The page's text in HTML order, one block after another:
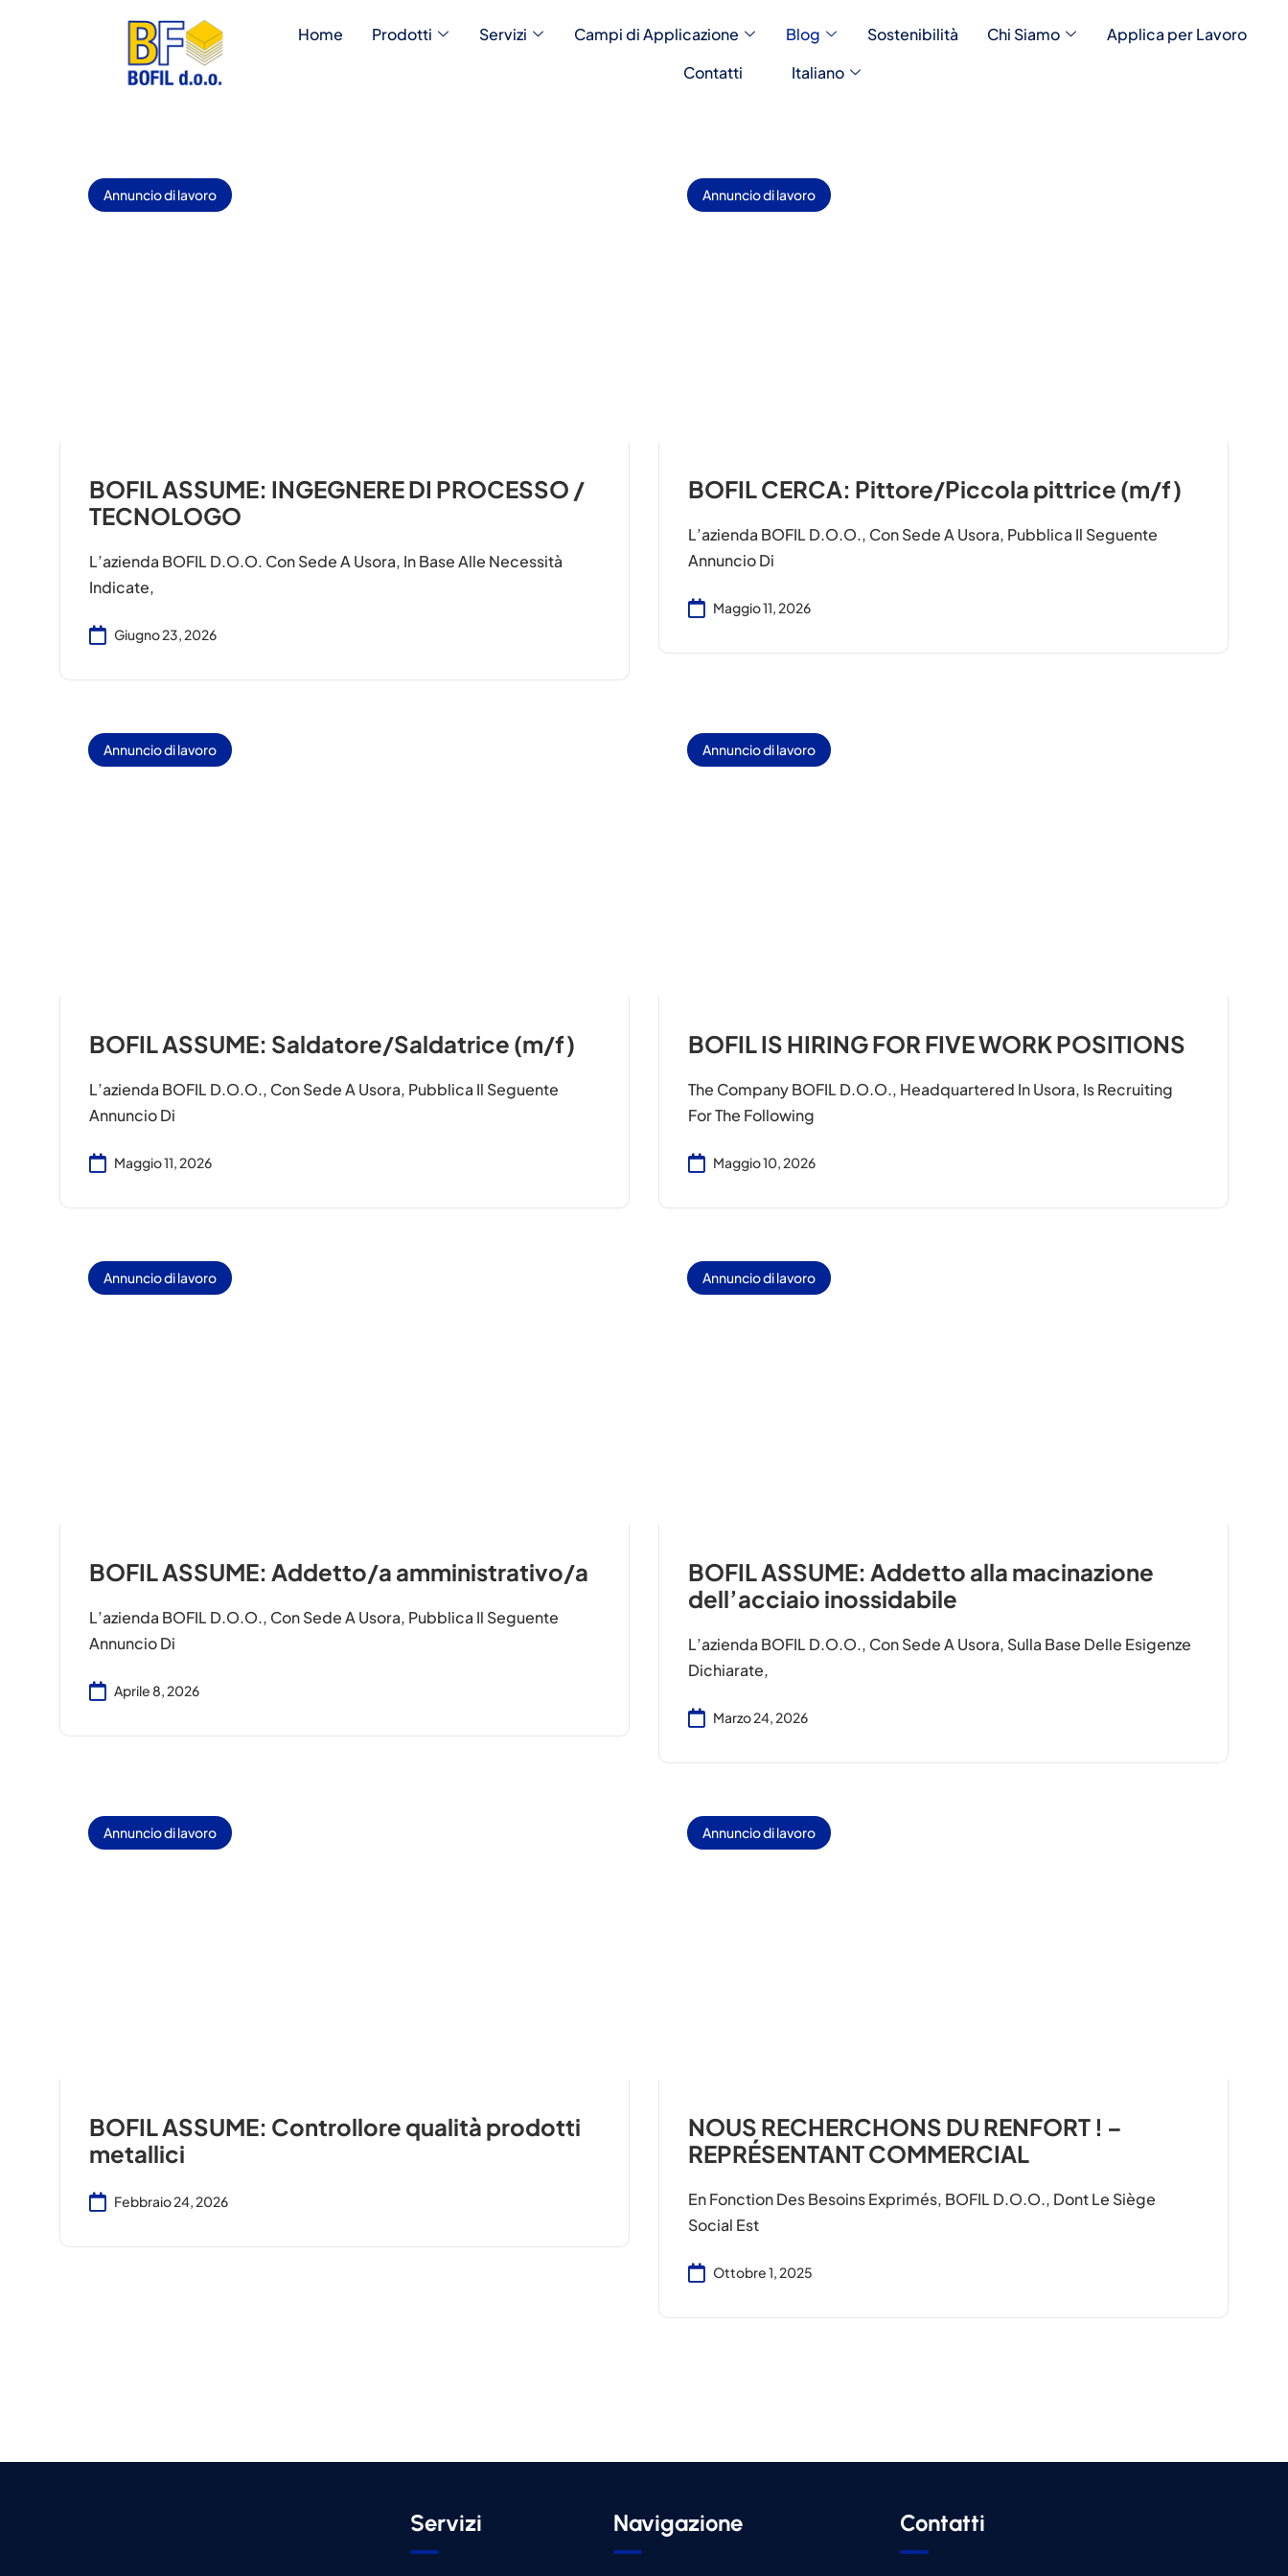
Home Prodotti Servizi Campi di Applicazione Blog Sostenibilità Chi Siamo
Applica per Lavoro
Contatti
Italiano
Annuncio di lavoro
BOFIL ASSUME: INGEGNERE DI PROCESSO /
TECNOLOGO
L’azienda BOFIL D.o.o. Con Sede A Usora, In Base Alle Necessità
Indicate,
Giugno 23, 2026
Annuncio di lavoro
BOFIL CERCA: Pittore/Piccola pittrice (m/f)
L’azienda BOFIL D.o.o., Con Sede A Usora, Pubblica Il Seguente
Annuncio Di
Maggio 11, 2026
Annuncio di lavoro
BOFIL ASSUME: Saldatore/Saldatrice (m/f)
L’azienda BOFIL D.o.o., Con Sede A Usora, Pubblica Il Seguente
Annuncio Di
Maggio 11, 2026
Annuncio di lavoro
BOFIL IS HIRING FOR FIVE WORK POSITIONS
The Company BOFIL D.o.o., Headquartered In Usora, Is Recruiting
For The Following
Maggio 10, 2026
Annuncio di lavoro
BOFIL ASSUME: Addetto/a amministrativo/a
L’azienda BOFIL D.o.o., Con Sede A Usora, Pubblica Il Seguente
Annuncio Di
Aprile 8, 2026
Annuncio di lavoro
BOFIL ASSUME: Addetto alla macinazione
dell’acciaio inossidabile
L’azienda BOFIL D.o.o., Con Sede A Usora, Sulla Base Delle Esigenze
Dichiarate,
Marzo 24, 2026
Annuncio di lavoro
BOFIL ASSUME: Controllore qualità prodotti
metallici
Febbraio 24, 2026
Annuncio di lavoro
NOUS RECHERCHONS DU RENFORT ! –
REPRÉSENTANT COMMERCIAL
En Fonction Des Besoins Exprimés, BOFIL D.o.o., Dont Le Siège
Social Est
Ottobre 1, 2025
Servizi Navigazione Contatti